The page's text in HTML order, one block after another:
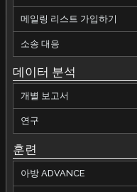
메일링 리스트 가입하기
소송 대응
데이터 분석
개별 보고서
연구
훈련
아방 ADVANCE